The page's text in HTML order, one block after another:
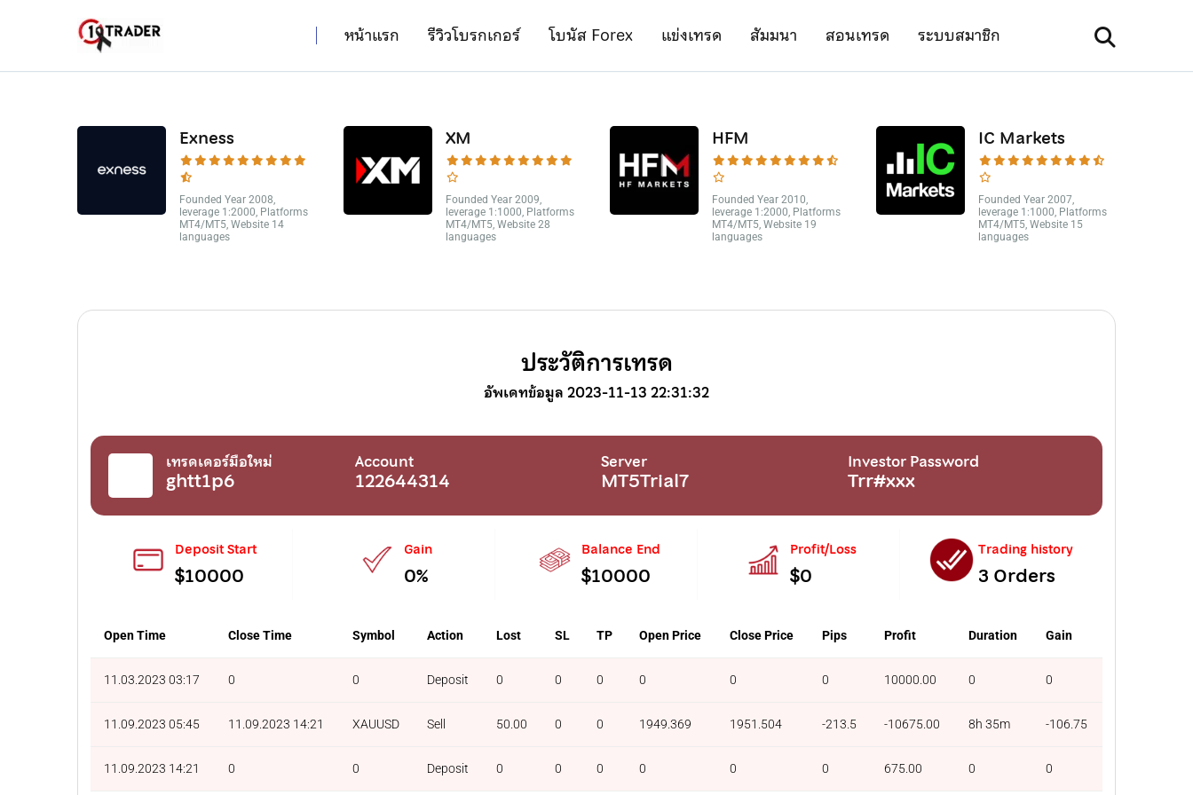
หน้าแรก รีวิวโบรกเกอร์ โบนัส Forex แข่งเทรด สัมมนา สอนเทรด ระบบสมาชิก
Exness
Founded Year 2008,
leverage 1:2000, Platforms
MT4/MT5, Website 14
languages
XM
Founded Year 2009,
leverage 1:1000, Platforms
MT4/MT5, Website 28
languages
HFM
Founded Year 2010,
leverage 1:2000, Platforms
MT4/MT5, Website 19
languages
IC Markets
Founded Year 2007,
leverage 1:1000, Platforms
MT4/MT5, Website 15
languages
ประวัติการเทรด
อัพเดทข้อมูล 2023-11-13 22:31:32
เทรดเดอร์มือใหม่
ghtt1p6
Account
122644314
Server
MT5Trial7
Investor Password
Trr#xxx
Deposit Start
$10000
Gain
0%
Balance End
$10000
Profit/Loss
$0
Trading history
3 Orders
Open Time Close Time Symbol Action Lost SL TP Open Price Close Price Pips Profit Duration Gain
11.03.2023 03:17 0 0 Deposit 0 0 0 0 0 0 10000.00 0 0
11.09.2023 05:45 11.09.2023 14:21 XAUUSD Sell 50.00 0 0 1949.369 1951.504 -213.5 -10675.00 8h 35m -106.75
11.09.2023 14:21 0 0 Deposit 0 0 0 0 0 0 675.00 0 0